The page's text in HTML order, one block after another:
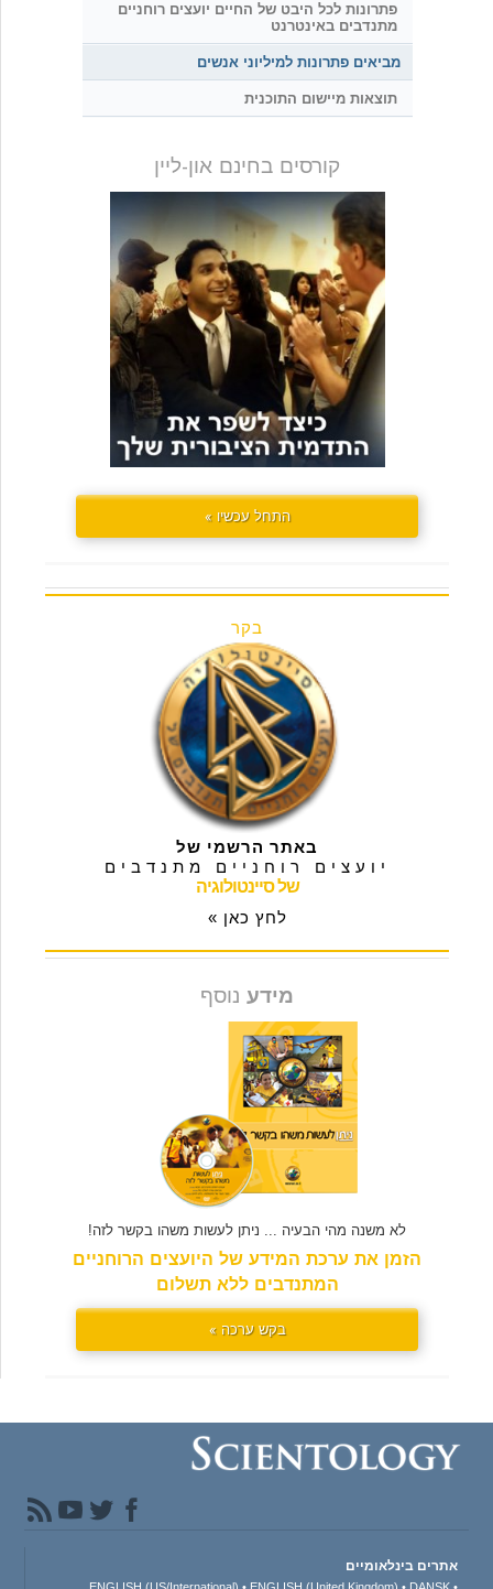
פתרונות לכל היבט של החיים יועצים רוחניים
מתנדבים באינטרנט
מביאים פתרונות למיליוני אנשים
תוצאות מיישום התוכנית
קורסים בחינם און-ליין
התחל עכשיו »
בקר
באתר הרשמי של
יועצים רוחניים מתנדבים
של סיינטולוגיה
לחץ כאן »
מידע נוסף
לא משנה מהי הבעיה ... ניתן לעשות משהו בקשר לזה!
הזמן את ערכת המידע של היועצים הרוחניים
המתנדבים ללא תשלום
בקש ערכה »
אתרים בינלאומיים
ENGLISH (US/International) ENGLISH (United Kingdom) DANSK